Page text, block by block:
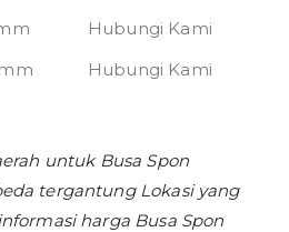
Hubungi Kami
Hubungi Kami
untuk Busa Spon
tergantung Lokasi yang
harga Busa Spon